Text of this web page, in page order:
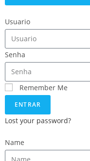
Usuario
Senha
Remember Me
ENTRAR
Lost your password?
Name